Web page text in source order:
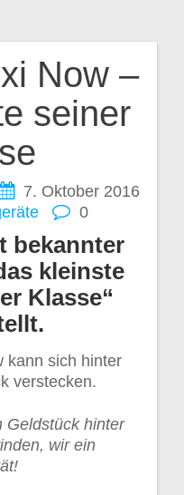
Now –
seiner
7. Oktober 2016
0
bekannter
kleinste
Klasse“
kann sich hinter
verstecken.
Geldstück hinter
wir ein